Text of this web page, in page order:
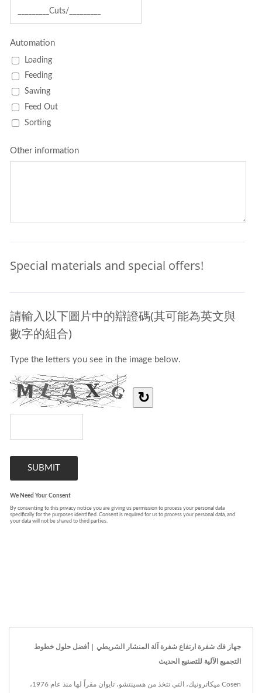
جهاز فك شفرة ارتفاع شفرة آلة المنشار الشريطي | أفضل حلول خطوط
التجميع الآلية للتصنيع الحديث
Cosen ميكاترونيك، التي تتخذ من هسينتشو، تايوان مقراً لها منذ عام 1976،